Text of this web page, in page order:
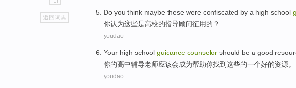
go
top
返回词典
Do you think maybe these were confiscated by a high school
你认为这些是高校的指导顾问征用的？
youdao
Your high school guidance counselor should be a good
你的高中辅导老师应该会成为帮助你找到这些的一个好的资源。
youdao